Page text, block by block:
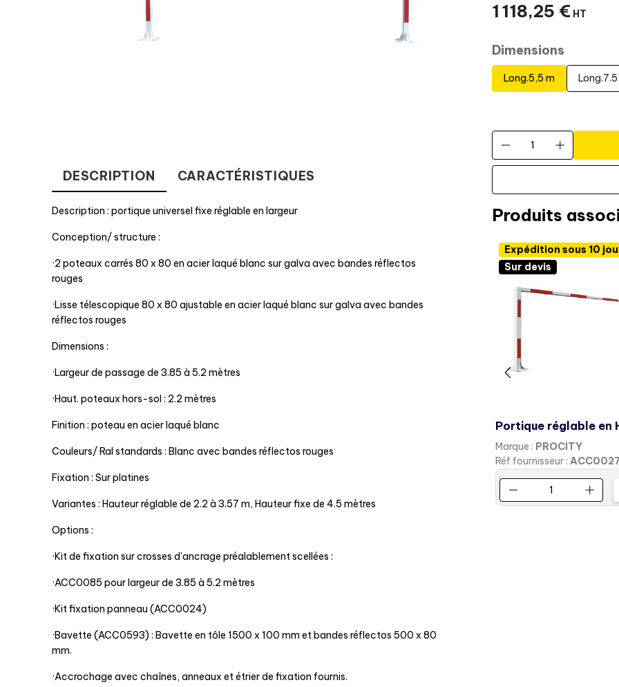
DESCRIPTION CARACTÉRISTIQUES
Description : portique universel fixe réglable en largeur
Conception/ structure :
·2 poteaux carrés 80 x 80 en acier laqué blanc sur galva avec bandes réflectos
rouges
·Lisse télescopique 80 x 80 ajustable en acier laqué blanc sur galva avec bandes
réflectos rouges
Dimensions :
·Largeur de passage de 3.85 à 5.2 mètres
·Haut. poteaux hors-sol : 2.2 mètres
Finition : poteau en acier laqué blanc
Couleurs/ Ral standards : Blanc avec bandes réflectos rouges
Fixation : Sur platines
Variantes : Hauteur réglable de 2.2 à 3.57 m, Hauteur fixe de 4.5 mètres
Options :
·Kit de fixation sur crosses d'ancrage préalablement scellées :
·ACC0085 pour largeur de 3.85 à 5.2 mètres
·Kit fixation panneau (ACC0024)
·Bavette (ACC0593) : Bavette en tôle 1500 x 100 mm et bandes réflectos 500 x 80
mm.
·Accrochage avec chaînes, anneaux et étrier de fixation fournis.
1 118,25 € HT
Dimensions
Long.5,5 m
Produits
Expédition sous 10
Sur devis
Marque : PROCITY
Réf fournisseur :